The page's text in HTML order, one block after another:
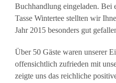
Buchhandlung eingeladen. Bei
Tasse Wintertee stellten wir
Jahr 2015 besonders gut
Über 50 Gäste waren unserer
offensichtlich zufrieden mit
zeigte uns das reichliche